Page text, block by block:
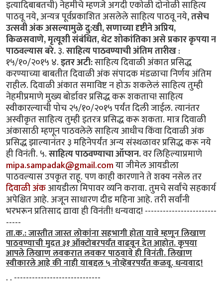
इत्यादिबाबतची) नेहमीचे म्हणजे अगदी एकोळी दोनोळी साहित्य
पाठवू नये, अन्यत्र पूर्वप्रकाशित असलेले साहित्य पाठवू नये,तसेच
उत्सवी अंक असल्यामुळे दु:खी, सणाच्या दृष्टीने अप्रिय,
किळसवाणे, मृत्यूशी संबंधित, थेट शोकांतिका असे प्रकार कृपया न
पाठवल्यास बरे.३.साहित्य पाठवण्याची अंतिम तारीख:
१५/१०/२०१५ ४.इतर अटी:साहित्य दिवाळी अंकात प्रसिद्ध
करण्याच्या बाबतीत दिवाळी अंक संपादक मंडळाचा निर्णय अंतिम
राहील. दिवाळी अंकात समाविष्ट न होऊ शकलेलं साहित्य तुम्ही
नेहमीप्रमाणे मुख्य बोर्डावर प्रसिद्ध करू शकताच! साहित्य
स्वीकारल्याची पोच २५/१०/२०१५ पर्यंत दिली जाईल. त्यानंतर
अस्वीकृत साहित्य तुम्ही इतरत्र प्रसिद्ध करू शकता. मात्र दिवाळी
अंकासाठी म्हणून पाठवलेले साहित्य आधीच किंवा दिवाळी अंक
प्रसिद्ध झाल्यानंतर ३ महिनेपर्यंत अन्य संस्थळावर प्रसिद्ध करू नये
ही विनंती. ५.साहित्य पाठवण्याचा ऑप्शन.वर लिहिल्याप्रमाणे
mipa.sampadak@gmail.comया जीमेल आयडीला
पाठवल्यास उपकृत राहू. पण काही कारणाने ते शक्य नसेल तर
दिवाळी अंकआयडीला मिपावर व्यनि करावा. तुमचे सर्वांचे सहकार्य
अपेक्षित आहे. अजून साधारण दीड महिना आहे. तरी सर्वांनी
भरभरून प्रतिसाद द्यावा ही विनंती! धन्यवाद! ------------------------
-----
ता.क.: जास्तीत जास्त लोकांना सहभागी होता यावे म्हणून लिखाण
पाठवण्याची मुदत ३१ ऑक्टोबरपर्यंत वाढवून देत आहोत. कृपया
आपले लिखाण लवकरात लवकर पाठवावे ही विनंती. लिखाण
स्वीकारले आहे की नाही याबद्दल ५ नोव्हेंबरपर्यंत कळवू. धन्यवाद!
. . -----------------------------